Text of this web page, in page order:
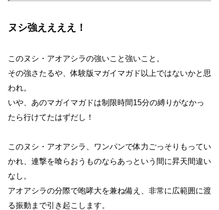
ヌシ強ええええ！
このヌシ・アオアシラの強いこと強いこと。
その強さたるや、体験版マガイマガド以上ではないかと思
われ。
いや、あのマガイマガドは制限時間15分の縛りがなかっ
たら行けてたはずだし！
このヌシ・アオアシラ、ワンパンで体力ごっそりもってい
かれ、連撃を喰らおうものならあっという間に昇天間違い
なし。
アオアシラの分際で咆哮大を兼ね備え、非常に広範囲に渡
る振動まで引き起こします。